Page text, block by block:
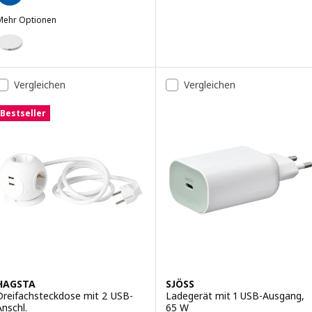
Optionen
LIVBOJ, Ladepad, weiß
Vergleichen
Bestseller
mit 2 USB-
Vergleichen
SJÖSS
Ladegerät mit 1 USB-Ausgang,
65 W